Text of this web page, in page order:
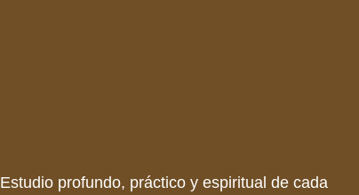
Estudio profundo, práctico y espiritual de cada